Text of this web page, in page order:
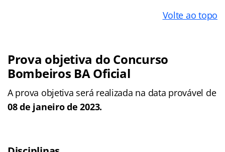
Volte ao topo
Prova objetiva do Concurso
Bombeiros BA Oficial
A prova objetiva será realizada na data provável de
08 de janeiro de 2023.